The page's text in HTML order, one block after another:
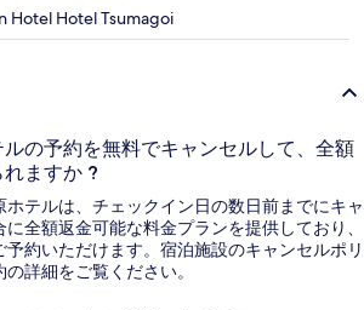
Hotel Hotel Tsumagoi
の予約を無料でキャンセルして、全額
ますか ?
ホテルは、チェックイン日の数日前までにキャ
に全額返金可能な料金プランを提供しており、
予約いただけます。宿泊施設のキャンセルポリ
詳細をご覧ください。